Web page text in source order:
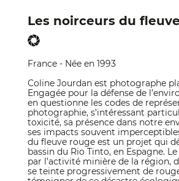
Les noirceurs du
France - Née en 1993
Coline Jourdan est photographe
Engagée pour la défense de
en questionne les codes de
photographie, s’intéressant
toxicité, sa présence dans notre
ses impacts souvent
du fleuve rouge est un projet qui
bassin du Rio Tinto, en Espagne.
par l’activité minière de la région,
se teinte progressivement de